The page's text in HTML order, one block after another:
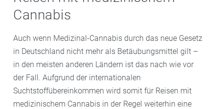
Cannabis
Auch wenn Medizinal-Cannabis durch das neue Gesetz
in Deutschland nicht mehr als Betäubungsmittel gilt –
in den meisten anderen Ländern ist das nach wie vor
der Fall. Aufgrund der internationalen
Suchtstoffübereinkommen wird somit für Reisen mit
medizinischem Cannabis in der Regel weiterhin eine